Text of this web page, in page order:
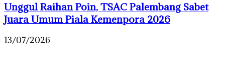
Unggul Raihan Poin, TSAC Palembang Sabet
Juara Umum Piala Kemenpora 2026
13/07/2026